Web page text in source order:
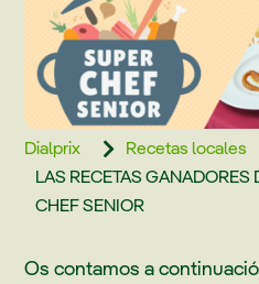
Dialprix  Recetas locales
LAS RECETAS
CHEF SENIOR
Os contamos a